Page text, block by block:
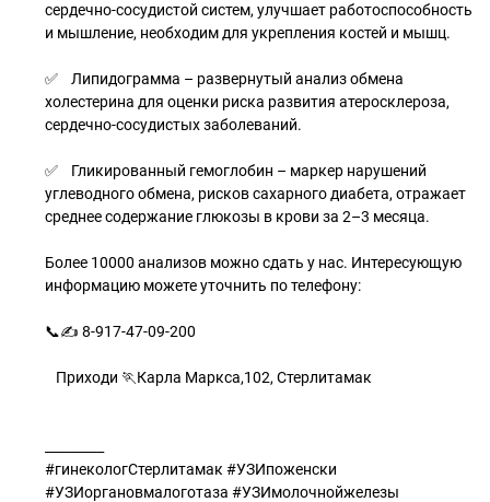
сердечно-сосудистой систем, улучшает работоспособность
и мышление, необходим для укрепления костей и мышц.
✅ Липидограмма – развернутый анализ обмена
холестерина для оценки риска развития атеросклероза,
сердечно-сосудистых заболеваний.
✅ Гликированный гемоглобин – маркер нарушений
углеводного обмена, рисков сахарного диабета, отражает
среднее содержание глюкозы в крови за 2–3 месяца.
Более 10000 анализов можно сдать у нас. Интересующую
информацию можете уточнить по телефону:
📞✍ 8-917-47-09-200
⠀Приходи 🏃Карла Маркса,102, Стерлитамак
#гинекологСтерлитамак #УЗИпоженски
#УЗИоргановмалоготаза #УЗИмолочнойжелезы